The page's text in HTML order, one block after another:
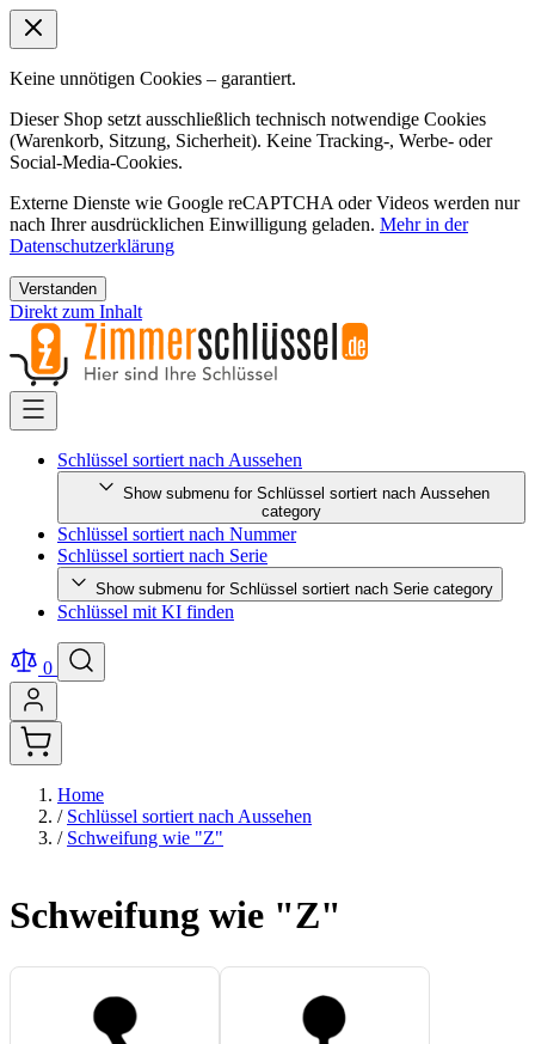
Keine unnötigen Cookies – garantiert.
Dieser Shop setzt ausschließlich technisch notwendige Cookies
(Warenkorb, Sitzung, Sicherheit). Keine Tracking-, Werbe- oder
Social-Media-Cookies.
Externe Dienste wie Google reCAPTCHA oder Videos werden nur
nach Ihrer ausdrücklichen Einwilligung geladen. Mehr in der
Datenschutzerklärung
Verstanden
Direkt zum Inhalt
Schlüssel sortiert nach Aussehen
Show submenu for Schlüssel sortiert nach Aussehen
category
Schlüssel sortiert nach Nummer
Schlüssel sortiert nach Serie
Show submenu for Schlüssel sortiert nach Serie category
Schlüssel mit KI finden
0
Home
/ Schlüssel sortiert nach Aussehen
/ Schweifung wie "Z"
Schweifung wie "Z"